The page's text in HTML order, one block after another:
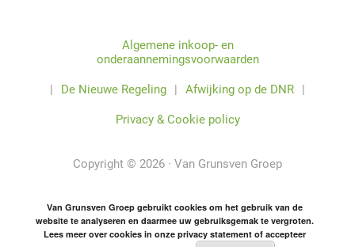
Algemene inkoop- en
onderaannemingsvoorwaarden
| De Nieuwe Regeling | Afwijking op de DNR |
Privacy & Cookie policy
Copyright © 2026 · Van Grunsven Groep
Van Grunsven Groep gebruikt cookies om het gebruik van de
website te analyseren en daarmee uw gebruiksgemak te vergroten.
Lees meer over cookies in onze privacy statement of accepteer